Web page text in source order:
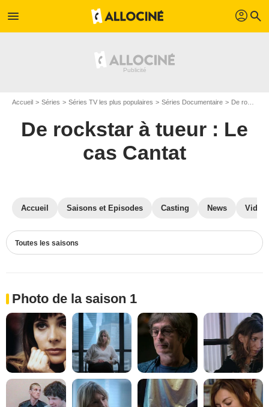
menu profil search
Accueil Séries Séries TV les plus populaires Séries Documentaire De rockstar à tueur : Le cas Cantat
De rockstar à tueur : Le
cas Cantat
Accueil Saisons et Episodes Casting News
Toutes les saisons
Photo de la saison 1